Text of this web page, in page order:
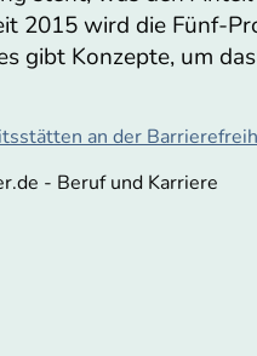
2015 wird die Fünf-
gibt Konzepte, um
an der
- Beruf und Karriere